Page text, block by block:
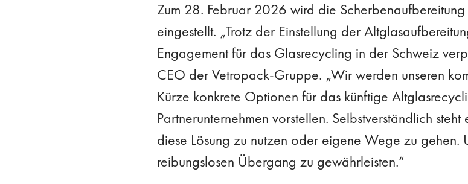
Zum 28. Februar 2026 wird die
eingestellt. „Trotz der Einstellung der
Engagement für das Glasrecycling in der Schweiz
CEO der Vetropack-Gruppe. „Wir werden unseren
Kürze konkrete Optionen für das künftige
Partnerunternehmen vorstellen. Selbstverständlich
diese Lösung zu nutzen oder eigene Wege zu gehen.
reibungslosen Übergang zu gewährleisten.“